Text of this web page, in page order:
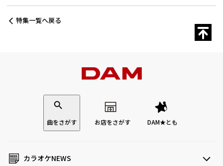
特集一覧へ戻る
曲をさがす お店をさがす DAM★とも
カラオケNEWS